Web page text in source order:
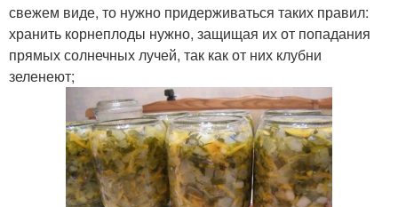
свежем виде, то нужно придерживаться таких правил:
хранить корнеплоды нужно, защищая их от попадания
прямых солнечных лучей, так как от них клубни
зеленеют;